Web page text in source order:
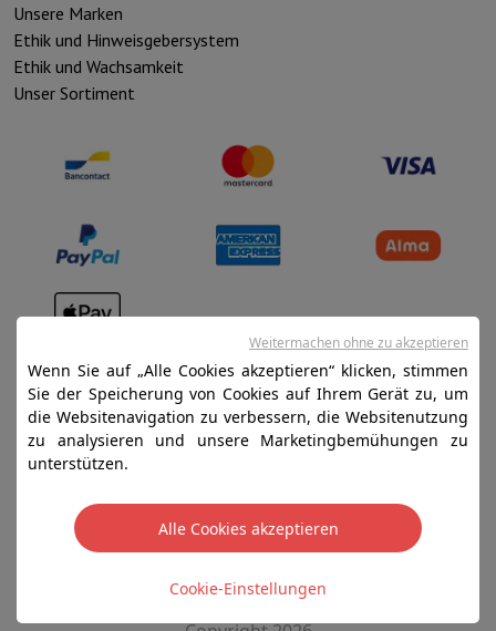
Unsere Marken
Ethik und Hinweisgebersystem
Ethik und Wachsamkeit
Unser Sortiment
Verkaufsbedingungen
Datenschutz
Disclaimer
SA HIFI international - 2 Rue Läiteschbaach, 5324
Contern, G-D de Luxembourg - 00 128 297/101
TVA LU 190.388.17
Wenn Sie auf „Alle Cookies akzeptieren“ klicken, stimmen
Sie der Speicherung von Cookies auf Ihrem Gerät zu, um
die Websitenavigation zu verbessern, die Websitenutzung
zu analysieren und unsere Marketingbemühungen zu
unterstützen.
Alle Cookies akzeptieren
Cookie-Einstellungen
Weitermachen ohne zu akzeptieren